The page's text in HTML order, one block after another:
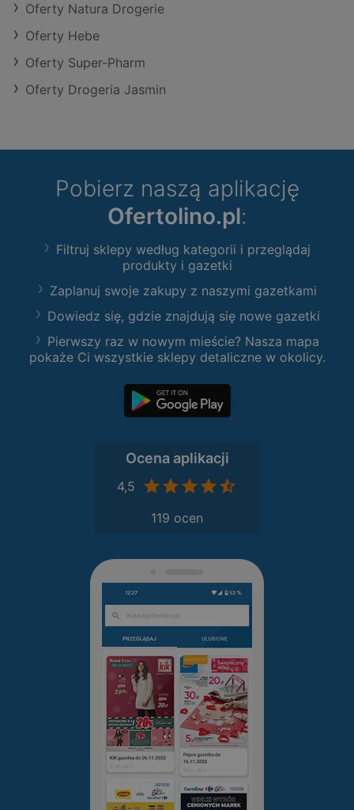
Oferty Natura Drogerie
Oferty Hebe
Oferty Super-Pharm
Oferty Drogeria Jasmin
Pobierz naszą aplikację
Ofertolino.pl:
Filtruj sklepy według kategorii i przeglądaj
produkty i gazetki
Zaplanuj swoje zakupy z naszymi gazetkami
Dowiedz się, gdzie znajdują się nowe gazetki
Pierwszy raz w nowym mieście? Nasza mapa
pokaże Ci wszystkie sklepy detaliczne w okolicy.
Ocena aplikacji
4,5
119 ocen